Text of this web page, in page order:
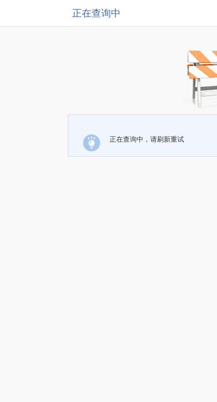
正在查询中
正在查询中，请刷新重试